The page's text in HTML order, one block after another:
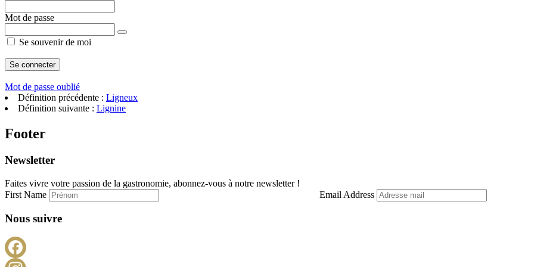
Mot de passe
Se souvenir de moi
Mot de passe oublié
Définition précédente : Ligneux
Définition suivante : Lignine
Footer
Newsletter
Faites vivre votre passion de la gastronomie, abonnez-vous à notre newsletter !
First Name
Email Address
Nous suivre